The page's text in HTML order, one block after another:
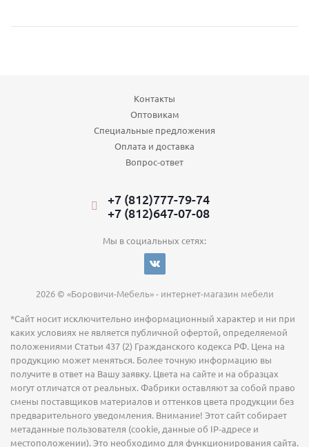
Контакты
Оптовикам
Специальные предложения
Оплата и доставка
Вопрос-ответ
+7 (812)777-79-74
+7 (812)647-07-08
Мы в социальных сетях:
2026 © «Боровичи-Мебель» - интернет-магазин мебели
*Сайт носит исключительно информационный характер и ни при
каких условиях не является публичной офертой, определяемой
положениями Статьи 437 (2) Гражданского кодекса РФ. Цена на
продукцию может меняться. Более точную информацию вы
получите в ответ на Вашу заявку. Цвета на сайте и на образцах
могут отличатся от реальных. Фабрики оставляют за собой право
смены поставщиков материалов и оттенков цвета продукции без
предварительного уведомления. Внимание! Этот сайт собирает
метаданные пользователя (cookie, данные об IP-адресе и
местоположении). Это необходимо для функционирования сайта.